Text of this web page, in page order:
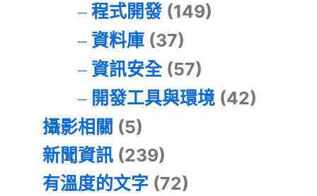
程式開發(149)
資料庫(37)
資訊安全(57)
開發工具與環境(42)
攝影相關 (5)
新聞資訊 (239)
有溫度的文字 (72)